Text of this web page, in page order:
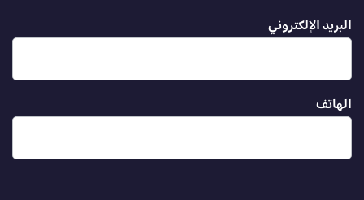
البريد الإلكتروني
الهاتف